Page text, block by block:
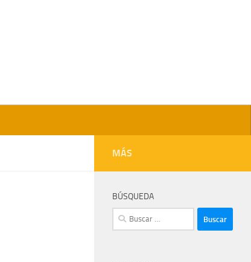
MÁS
BÚSQUEDA
Buscar: